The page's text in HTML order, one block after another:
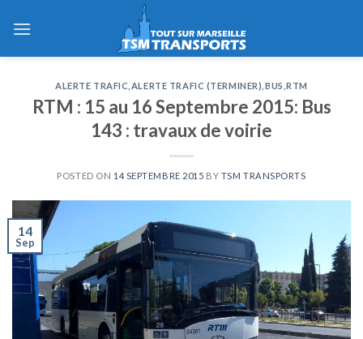
ALERTE TRAFIC ALERTE TRAFIC (TERMINER) BUS ,RTM
RTM : 15 au 16 Septembre 2015: Bus
143 : travaux de voirie
POSTED ON 14 SEPTEMBRE 2015 BY TSM TRANSPORTS
14
Sep